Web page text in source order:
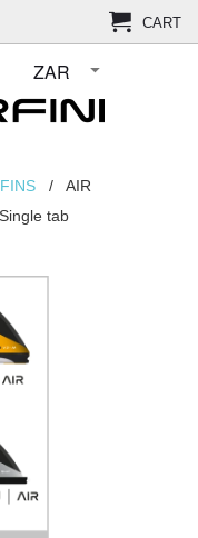
/ AIR
tab
CART